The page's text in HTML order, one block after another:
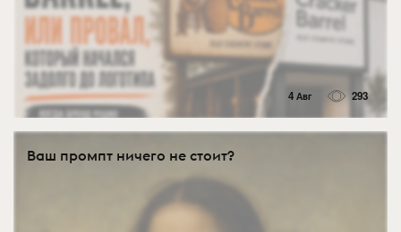
4 Авг 293
Ваш промпт ничего не стоит?